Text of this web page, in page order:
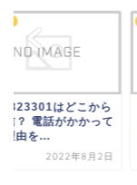
はどこから
信？ 電話がかかって
理由を...
2022年8月2日